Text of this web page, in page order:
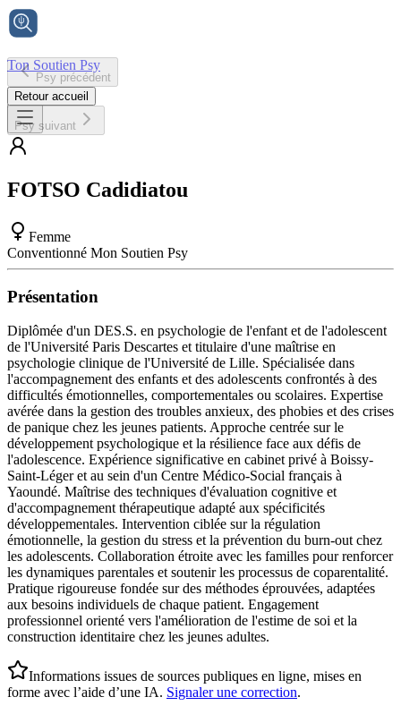
Ton Soutien Psy
Accueil
Psy précédent
Retour accueil
Psy suivant
FOTSO Cadidiatou
Femme
Conventionné Mon Soutien Psy
Présentation
Diplômée d'un DES.S. en psychologie de l'enfant et de l'adolescent
de l'Université Paris Descartes et titulaire d'une maîtrise en
psychologie clinique de l'Université de Lille. Spécialisée dans
l'accompagnement des enfants et des adolescents confrontés à des
difficultés émotionnelles, comportementales ou scolaires. Expertise
avérée dans la gestion des troubles anxieux, des phobies et des crises
de panique chez les jeunes patients. Approche centrée sur le
développement psychologique et la résilience face aux défis de
l'adolescence. Expérience significative en cabinet privé à Boissy-
Saint-Léger et au sein d'un Centre Médico-Social français à
Yaoundé. Maîtrise des techniques d'évaluation cognitive et
d'accompagnement thérapeutique adapté aux spécificités
développementales. Intervention ciblée sur la régulation
émotionnelle, la gestion du stress et la prévention du burn-out chez
les adolescents. Collaboration étroite avec les familles pour renforcer
les dynamiques parentales et soutenir les processus de coparentalité.
Pratique rigoureuse fondée sur des méthodes éprouvées, adaptées
aux besoins individuels de chaque patient. Engagement
professionnel orienté vers l'amélioration de l'estime de soi et la
construction identitaire chez les jeunes adultes.
Informations issues de sources publiques en ligne, mises en
forme avec l’aide d’une IA. Signaler une correction.